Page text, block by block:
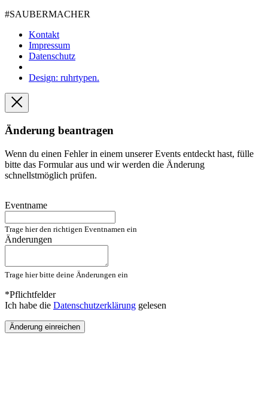
#SAUBER­MACHER
Kontakt
Impressum
Datenschutz
Design: ruhrtypen.
Änderung beantragen
Wenn du einen Fehler in einem unserer Events entdeckt hast, fülle
bitte das Formular aus und wir werden die Änderung
schnellstmöglich prüfen.
Eventname
Trage hier den richtigen Eventnamen ein
Änderungen
Trage hier bitte deine Änderungen ein
*Pflichtfelder
Ich habe die Datenschutzerklärung gelesen
Änderung einreichen